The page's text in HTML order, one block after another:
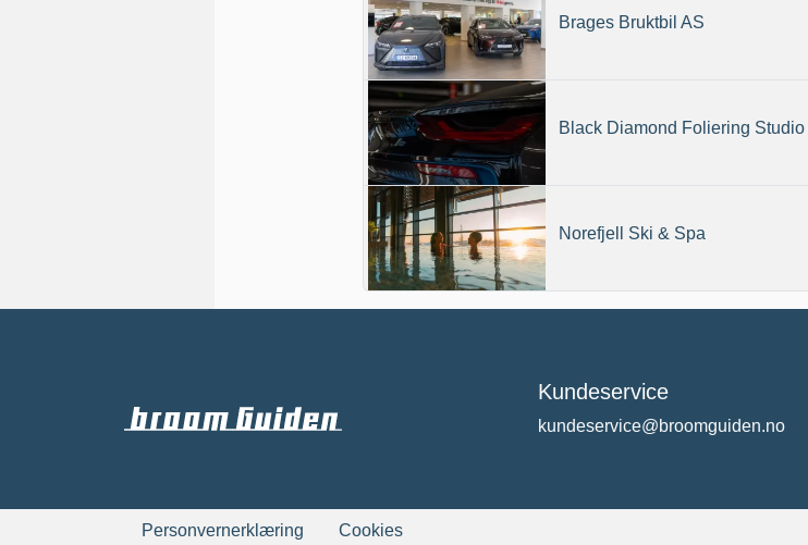
Brages Bruktbil AS
Black Diamond Foliering Studio
Norefjell Ski & Spa
Kundeservice
kundeservice@broomguiden.no
Personvernerklæring Cookies